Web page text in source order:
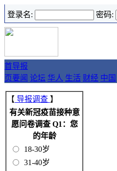
登录名: 密码:
首
页
导报
要闻 论坛 华人 生活 财经 中国
【 导报调查 】
有关新冠疫苗接种意
愿问卷调查 Q1：您
的年龄
18-30岁
31-40岁